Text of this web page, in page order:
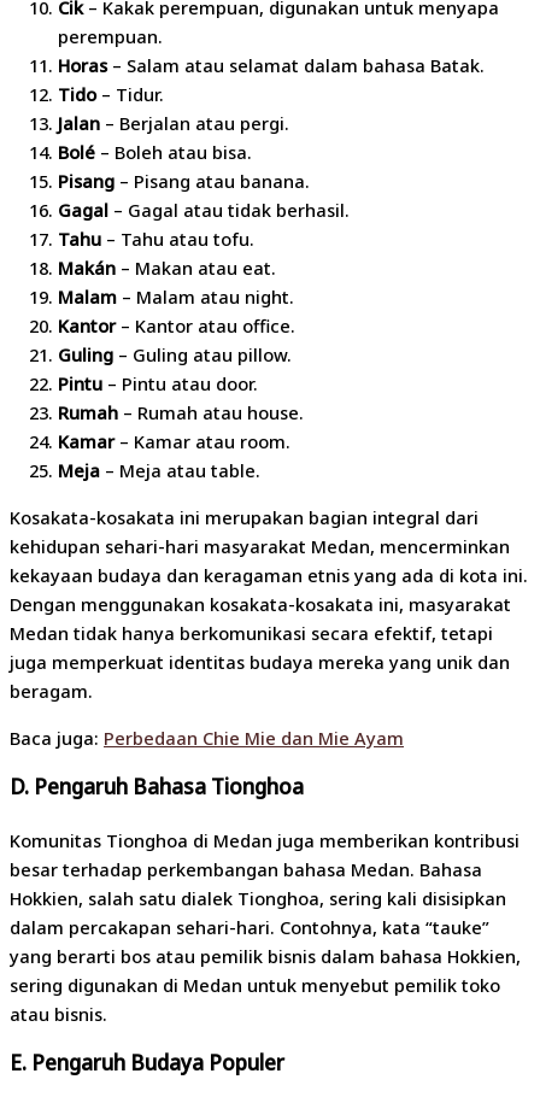
Cik– Kakak perempuan, digunakan untuk menyapa
perempuan.
Horas– Salam atau selamat dalam bahasa Batak.
Tido– Tidur.
Jalan – Berjalan atau pergi.
Bolé – Boleh atau bisa.
Pisang – Pisang atau banana.
Gagal – Gagal atau tidak berhasil.
Tahu – Tahu atau tofu.
Makán – Makan atau eat.
Malam – Malam atau night.
Kantor– Kantor atau office.
Guling – Guling atau pillow.
Pintu – Pintu atau door.
Rumah – Rumah atau house.
Kamar– Kamar atau room.
Meja – Meja atau table.
Kosakata-kosakata ini merupakan bagian integral dari
kehidupan sehari-hari masyarakat Medan, mencerminkan
kekayaan budaya dan keragaman etnis yang ada di kota ini.
Dengan menggunakan kosakata-kosakata ini, masyarakat
Medan tidak hanya berkomunikasi secara efektif, tetapi
juga memperkuat identitas budaya mereka yang unik dan
beragam.
Baca juga: Perbedaan Chie Mie dan Mie Ayam
D. Pengaruh Bahasa Tionghoa
Komunitas Tionghoa di Medan juga memberikan kontribusi
besar terhadap perkembangan bahasa Medan. Bahasa
Hokkien, salah satu dialek Tionghoa, sering kali disisipkan
dalam percakapan sehari-hari. Contohnya, kata “tauke”
yang berarti bos atau pemilik bisnis dalam bahasa Hokkien,
sering digunakan di Medan untuk menyebut pemilik toko
atau bisnis.
E. Pengaruh Budaya Populer